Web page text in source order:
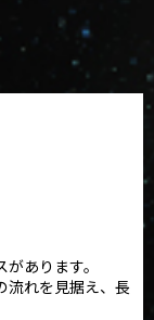
あります。
流れを見据え、長